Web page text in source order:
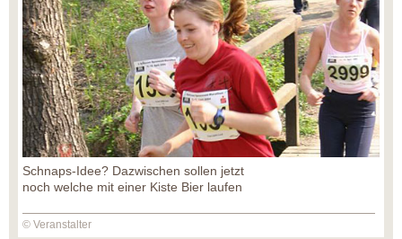
Schnaps-Idee? Dazwischen sollen jetzt
noch welche mit einer Kiste Bier laufen
© Veranstalter